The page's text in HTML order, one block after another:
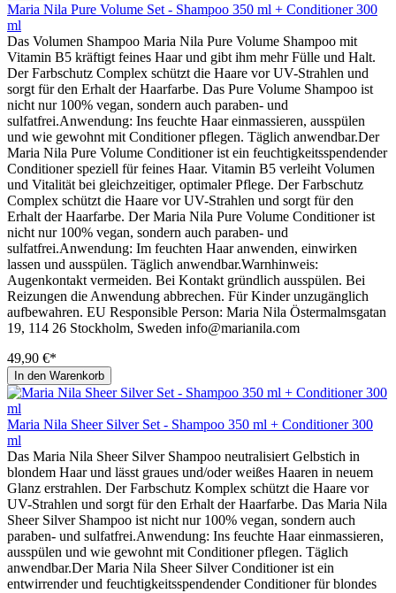
Maria Nila Pure Volume Set - Shampoo 350 ml + Conditioner 300
ml
Das Volumen Shampoo Maria Nila Pure Volume Shampoo mit
Vitamin B5 kräftigt feines Haar und gibt ihm mehr Fülle und Halt.
Der Farbschutz Complex schützt die Haare vor UV-Strahlen und
sorgt für den Erhalt der Haarfarbe. Das Pure Volume Shampoo ist
nicht nur 100% vegan, sondern auch paraben- und
sulfatfrei.Anwendung: Ins feuchte Haar einmassieren, ausspülen
und wie gewohnt mit Conditioner pflegen. Täglich anwendbar.Der
Maria Nila Pure Volume Conditioner ist ein feuchtigkeitsspendender
Conditioner speziell für feines Haar. Vitamin B5 verleiht Volumen
und Vitalität bei gleichzeitiger, optimaler Pflege. Der Farbschutz
Complex schützt die Haare vor UV-Strahlen und sorgt für den
Erhalt der Haarfarbe. Der Maria Nila Pure Volume Conditioner ist
nicht nur 100% vegan, sondern auch paraben- und
sulfatfrei.Anwendung: Im feuchten Haar anwenden, einwirken
lassen und ausspülen. Täglich anwendbar.Warnhinweis:
Augenkontakt vermeiden. Bei Kontakt gründlich ausspülen. Bei
Reizungen die Anwendung abbrechen. Für Kinder unzugänglich
aufbewahren. EU Responsible Person: Maria Nila Östermalmsgatan
19, 114 26 Stockholm, Sweden info@marianila.com
49,90 €*
In den Warenkorb
Maria Nila Sheer Silver Set - Shampoo 350 ml + Conditioner 300
ml
Das Maria Nila Sheer Silver Shampoo neutralisiert Gelbstich in
blondem Haar und lässt graues und/oder weißes Haaren in neuem
Glanz erstrahlen. Der Farbschutz Komplex schützt die Haare vor
UV-Strahlen und sorgt für den Erhalt der Haarfarbe. Das Maria Nila
Sheer Silver Shampoo ist nicht nur 100% vegan, sondern auch
paraben- und sulfatfrei.Anwendung: Ins feuchte Haar einmassieren,
ausspülen und wie gewohnt mit Conditioner pflegen. Täglich
anwendbar.Der Maria Nila Sheer Silver Conditioner ist ein
entwirrender und feuchtigkeitsspendender Conditioner für blondes